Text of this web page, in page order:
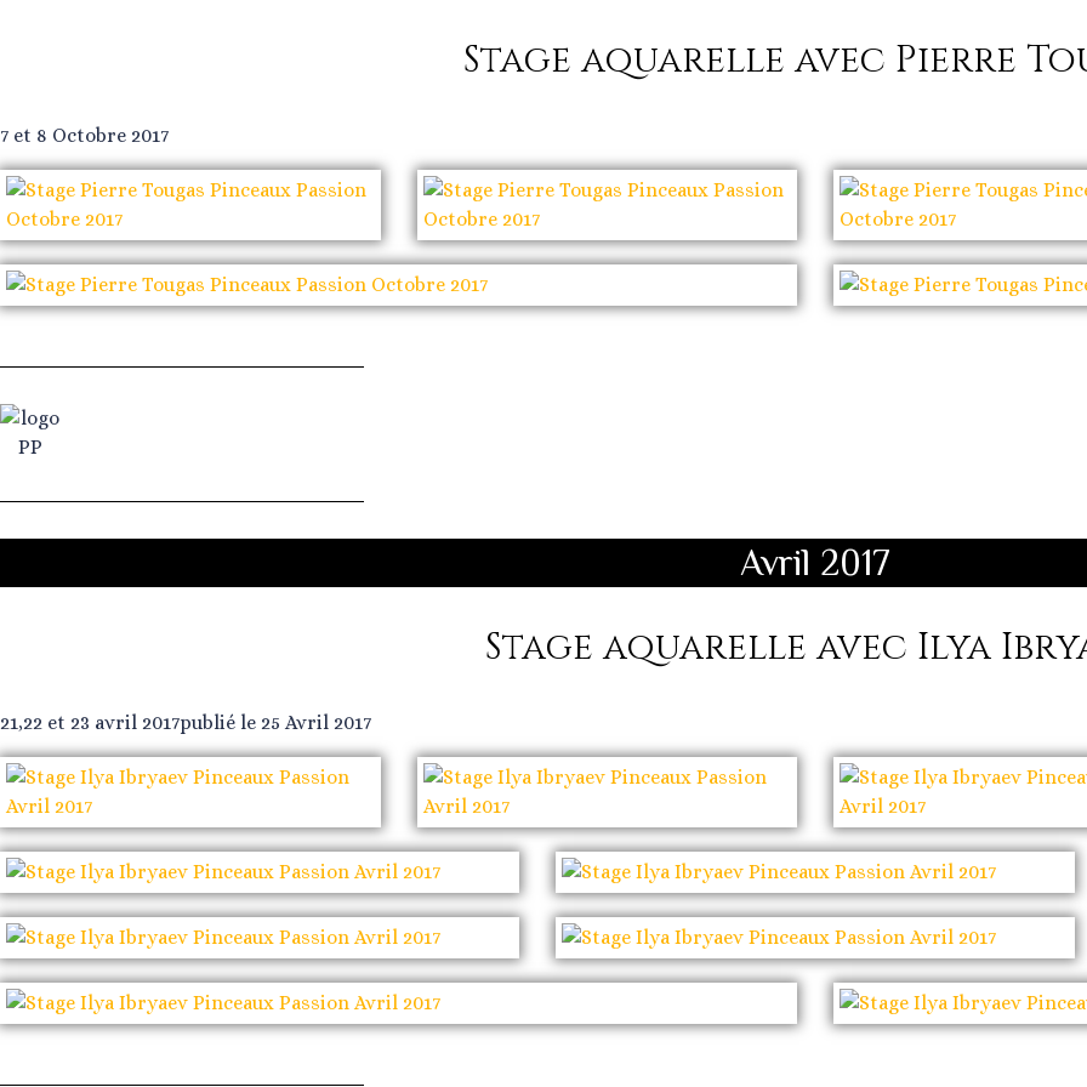
Stage aquarelle avec Pierre
7 et 8 Octobre 2017
Avril 2017
Stage aquarelle avec Ilya
21,22 et 23 avril 2017publié le 25 Avril 2017